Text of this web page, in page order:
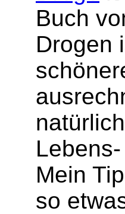
Buch
Drogen
Mein
so